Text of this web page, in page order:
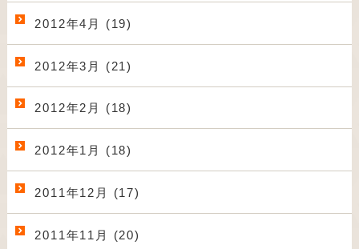
2012年4月 (19)
2012年3月 (21)
2012年2月 (18)
2012年1月 (18)
2011年12月 (17)
2011年11月 (20)